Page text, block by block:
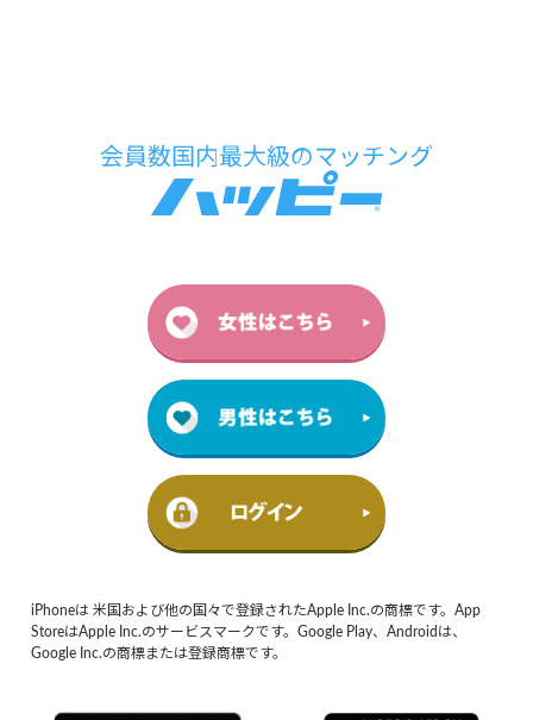
iPhoneは 米国および他の国々で登録されたApple Inc.の商標です。App
StoreはApple Inc.のサービスマークです。Google Play、Androidは、
Google Inc.の商標または登録商標です。